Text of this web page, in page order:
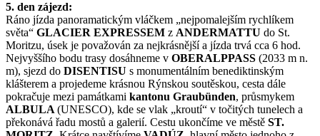
5. den zájezd:
Ráno jízda panoramatickým vláčkem „nejpomalejším rychlíkem
světa“ GLACIER EXPRESSEM z ANDERMATTU do St.
Moritzu, úsek je považován za nejkrásnější a jízda trvá cca 6 hod.
Nejvyššího bodu trasy dosáhneme v OBERALPPASS (2033 m n.
m), sjezd do DISENTISU s monumentálním benediktinským
klášterem a projedeme krásnou Rýnskou soutěskou, cesta dále
pokračuje mezi památkami kantonu Graubünden, průsmykem
ALBULA (UNESCO), kde se vlak „kroutí“ v točitých tunelech a
překonává řadu mostů a galerií. Cestu ukončíme ve městě ST.